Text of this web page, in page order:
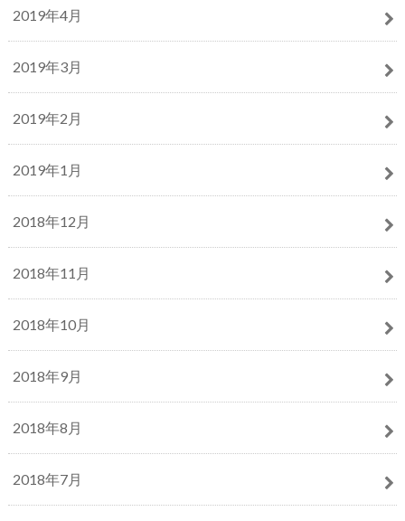
2019年4月
2019年3月
2019年2月
2019年1月
2018年12月
2018年11月
2018年10月
2018年9月
2018年8月
2018年7月